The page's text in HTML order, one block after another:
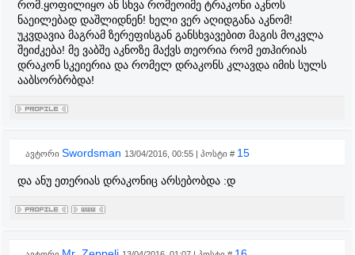
რომ.ყოფილიყო ან სხვა რომეოიმე ტრაკონი აკნოს
ნაეილებად დაშლიდნენ! ხელი ვერ აღიდგანა აკნომ!
უკვდავია მაგრამ ზერეფისგან განსხვავებით მაგის მოკვლა
შეიძკება! მე ვაბშე აკნოზე მაქვს თეორია რომ ეთჰირიას
დრაკონ სკეიერია და რომელ დრაკონს კლავდა იმის სულს
ააბსორბრბდა!
ავტორი Swordsman 13/04/2016, 00:55 | პოსტი # 15
და ანუ ეთერიას დრაკონიც არსებობდა :დ